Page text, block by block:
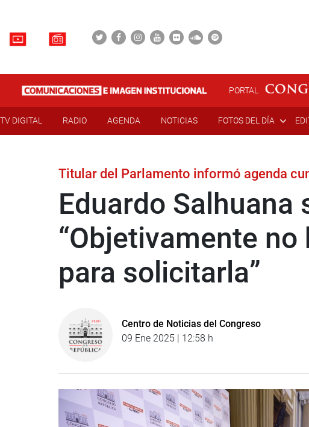
PORTAL
TV DIGITAL RADIO AGENDA NOTICIAS FOTOS DEL DÍA
Titular del Parlamento informó agenda
Eduardo
“Objetivamente
para solicitarla”
Centro de Noticias del Congreso
09 Ene 2025 | 12:58 h